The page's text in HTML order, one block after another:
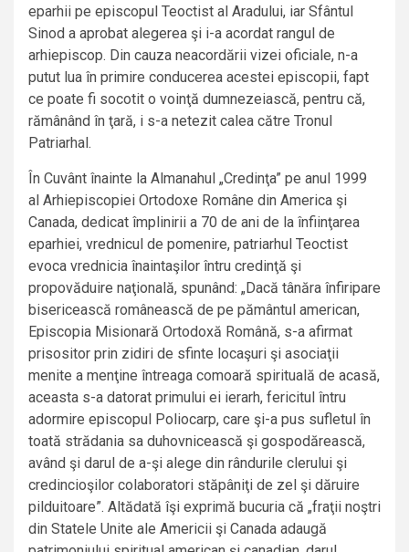
eparhii pe episcopul Teoctist al Aradului, iar Sfântul
Sinod a aprobat alegerea şi i-a acordat rangul de
arhiepiscop. Din cauza neacordării vizei oficiale, n-a
putut lua în primire conducerea acestei episcopii, fapt
ce poate fi socotit o voinţă dumnezeiască, pentru că,
rămânând în ţară, i s-a netezit calea către Tronul
Patriarhal.
În Cuvânt înainte la Almanahul „Credinţa” pe anul 1999
al Arhiepiscopiei Ortodoxe Române din America şi
Canada, dedicat împlinirii a 70 de ani de la înfiinţarea
eparhiei, vrednicul de pomenire, patriarhul Teoctist
evoca vrednicia înaintaşilor întru credinţă şi
propovăduire naţională, spunând: „Dacă tânăra înfiripare
bisericească românească de pe pământul american,
Episcopia Misionară Ortodoxă Română, s-a afirmat
prisositor prin zidiri de sfinte locaşuri şi asociaţii
menite a menţine întreaga comoară spirituală de acasă,
aceasta s-a datorat primului ei ierarh, fericitul întru
adormire episcopul Poliocarp, care şi-a pus sufletul în
toată strădania sa duhovnicească şi gospodărească,
având şi darul de a-şi alege din rândurile clerului şi
credincioşilor colaboratori stăpâniţi de zel şi dăruire
pilduitoare”. Altădată îşi exprimă bucuria că „fraţii noştri
din Statele Unite ale Americii şi Canada adaugă